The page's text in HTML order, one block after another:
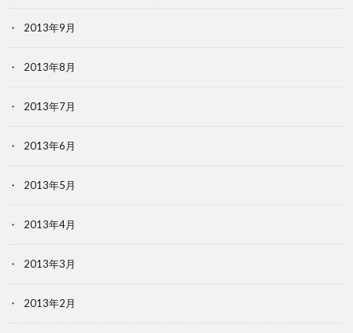
2013年9月
2013年8月
2013年7月
2013年6月
2013年5月
2013年4月
2013年3月
2013年2月